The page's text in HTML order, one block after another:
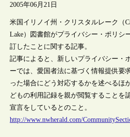
2005年06月21日
米国イリノイ州・クリスタルレーク（
Lake）図書館がプライバシー・ポリシ
訂したことに関する記事。
記事によると、新しいプライバシー・
ーでは、愛国者法に基づく情報提供要
った場合にどう対応するかを述べるほ
どもの利用記録を親が閲覧することを
宣言をしているとのこと。
http://www.nwherald.com/